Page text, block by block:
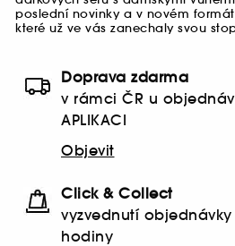
poslední novinky a v novém
které už ve vás zanechaly svou
Doprava zdarma
v rámci ČR u
APLIKACI
Objevit
Click & Collect
vyzvednutí
hodiny